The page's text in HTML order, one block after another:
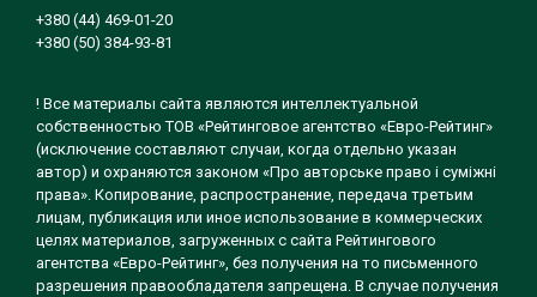
+380 (44) 469-01-20
+380 (50) 384-93-81
! Все материалы сайта являются интеллектуальной
собственностью ТОВ «Рейтинговое агентство «Евро-Рейтинг»
(исключение составляют случаи, когда отдельно указан
автор) и охраняются законом «Про авторське право і суміжні
права». Копирование, распространение, передача третьим
лицам, публикация или иное использование в коммерческих
целях материалов, загруженных с сайта Рейтингового
агентства «Евро-Рейтинг», без получения на то письменного
разрешения правообладателя запрещена. В случае получения